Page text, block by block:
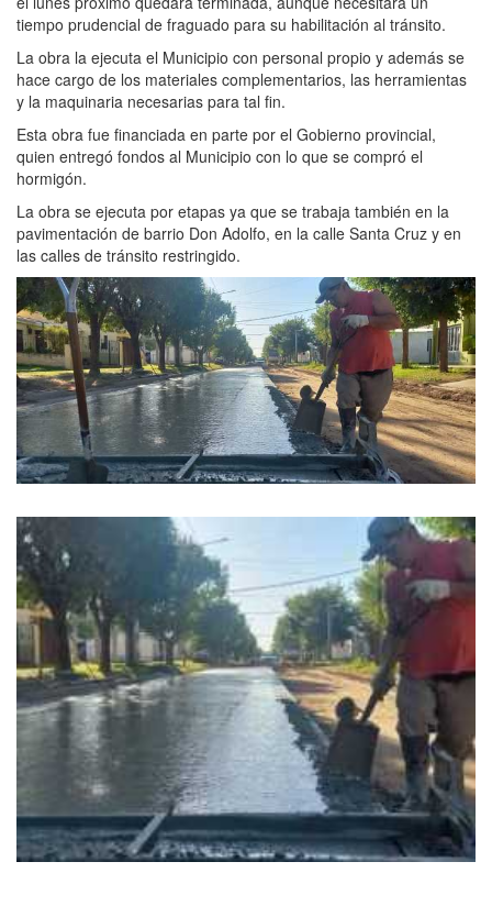
tiempo prudencial de fraguado para su habilitación al tránsito.
La obra la ejecuta el Municipio con personal propio y además se
hace cargo de los materiales complementarios, las herramientas
y la maquinaria necesarias para tal fin.
Esta obra fue financiada en parte por el Gobierno provincial,
quien entregó fondos al Municipio con lo que se compró el
hormigón.
La obra se ejecuta por etapas ya que se trabaja también en la
pavimentación de barrio Don Adolfo, en la calle Santa Cruz y en
las calles de tránsito restringido.